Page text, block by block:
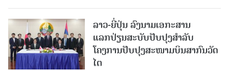
ລາວ-ຍີ່ປຸ່ນ ລົງນາມເອກະສານ
ແລກປ່ຽນສະບັບປັບປຸງສໍາລັບ
ໂຄງການປັບປຸງສະໜາມບິນສາກົນວັດ
ໄຕ